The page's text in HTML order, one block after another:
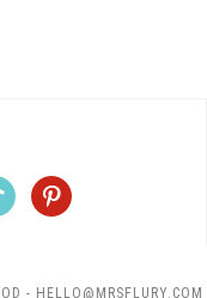
pinterest
- HELLO@MRSFLURY.COM